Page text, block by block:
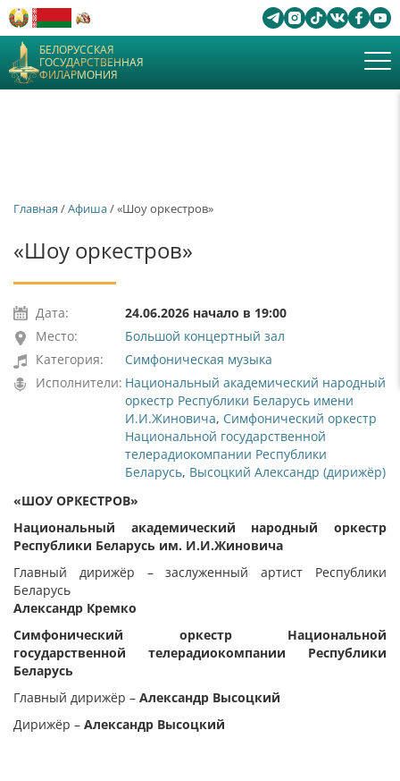
БЕЛОРУССКАЯ
ГОСУДАРСТВЕННАЯ
ФИЛАРМОНИЯ
Главная /Афиша/ «Шоу оркестров»
«Шоу оркестров»
Дата:
24.06.2026 начало в 19:00
Место:
Большой концертный зал
Категория:
Симфоническая музыка
Исполнители: Национальный академический народный
оркестр Республики Беларусь имени
И.И.Жиновича, Симфонический оркестр
Национальной государственной
телерадиокомпании Республики
Беларусь, Высоцкий Александр (дирижёр)
«ШОУ ОРКЕСТРОВ»
Национальный академический народный оркестр
Республики Беларусь им. И.И.Жиновича
Главный дирижёр – заслуженный артист Республики
Беларусь
Александр Кремко
Симфонический оркестр Национальной
государственной телерадиокомпании Республики
Беларусь
Главный дирижёр – Александр Высоцкий
Дирижёр – Александр Высоцкий